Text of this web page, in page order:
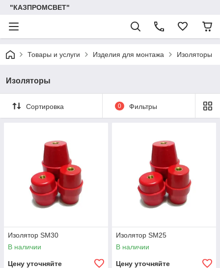
"КАЗПРОМСВЕТ"
Товары и услуги Изделия для монтажа Изоляторы
Изоляторы
Сортировка 0 Фильтры
Изолятор SM30
В наличии
Цену уточняйте
Изолятор SM25
В наличии
Цену уточняйте